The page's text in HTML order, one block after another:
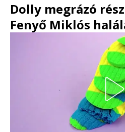
Dolly megrázó
Fenyő Miklós